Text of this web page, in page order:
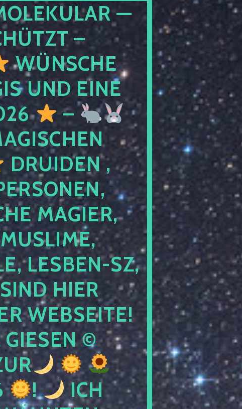
—
–
WÜNSCHE
UND EINE
–
DRUIDEN ,
MAGIER,
LESBEN-SZ,
HIER
WEBSEITE!
©
!
ICH